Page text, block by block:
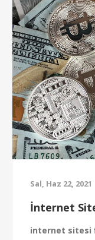
En iyieticaret
güvenmek
Mevcut olan
Sal, Haz 22, 2021
İnternet
internet sitesi